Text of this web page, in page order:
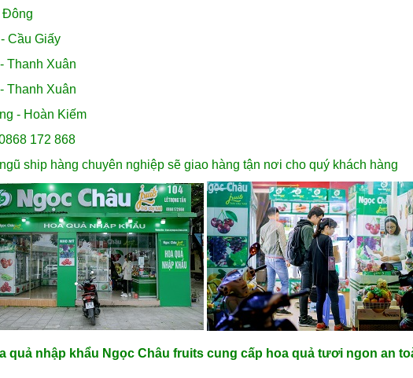
Đông
Cầu Giấy
Thanh Xuân
Thanh Xuân
- Hoàn Kiếm
172 868
ship hàng chuyên nghiệp sẽ giao hàng tận nơi cho quý khách hàng
quả nhập khẩu Ngọc Châu fruits cung cấp hoa quả tươi ngon an